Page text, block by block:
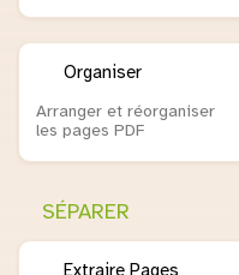
Organiser
Arranger et réorganiser
les pages PDF
SÉPARER